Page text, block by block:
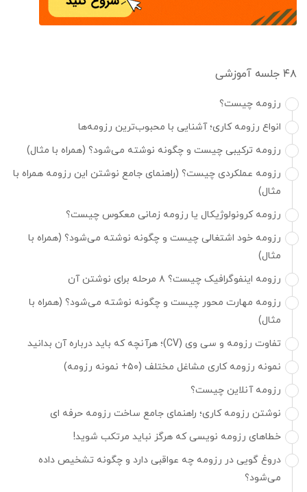
۴۸ جلسه آموزشی
رزومه چیست؟
انواع رزومه کاری؛ آشنایی با محبوب‌ترین رزومه‌ها
رزومه ترکیبی چیست و چگونه نوشته می‌شود؟ (همراه با مثال)
رزومه عملکردی چیست؟ (راهنمای جامع نوشتن این رزومه همراه با
مثال)
رزومه کرونولوژیکال یا رزومه زمانی معکوس چیست؟
رزومه خود اشتغالی چیست و چگونه نوشته می‌شود؟ (همراه با
مثال)
رزومه اینفوگرافیک چیست؟ ۸ مرحله برای نوشتن آن
رزومه مهارت محور چیست و چگونه نوشته می‌شود؟ (همراه با
مثال)
تفاوت رزومه و سی وی (CV)؛ هرآنچه که باید درباره آن بدانید
نمونه رزومه کاری مشاغل مختلف (۵۰+ نمونه رزومه)
رزومه آنلاین چیست؟
نوشتن رزومه کاری؛ راهنمای جامع ساخت رزومه حرفه ای
خطاهای رزومه نویسی که هرگز نباید مرتکب شوید!
دروغ گویی در رزومه چه عواقبی دارد و چگونه تشخیص داده
می‌شود؟